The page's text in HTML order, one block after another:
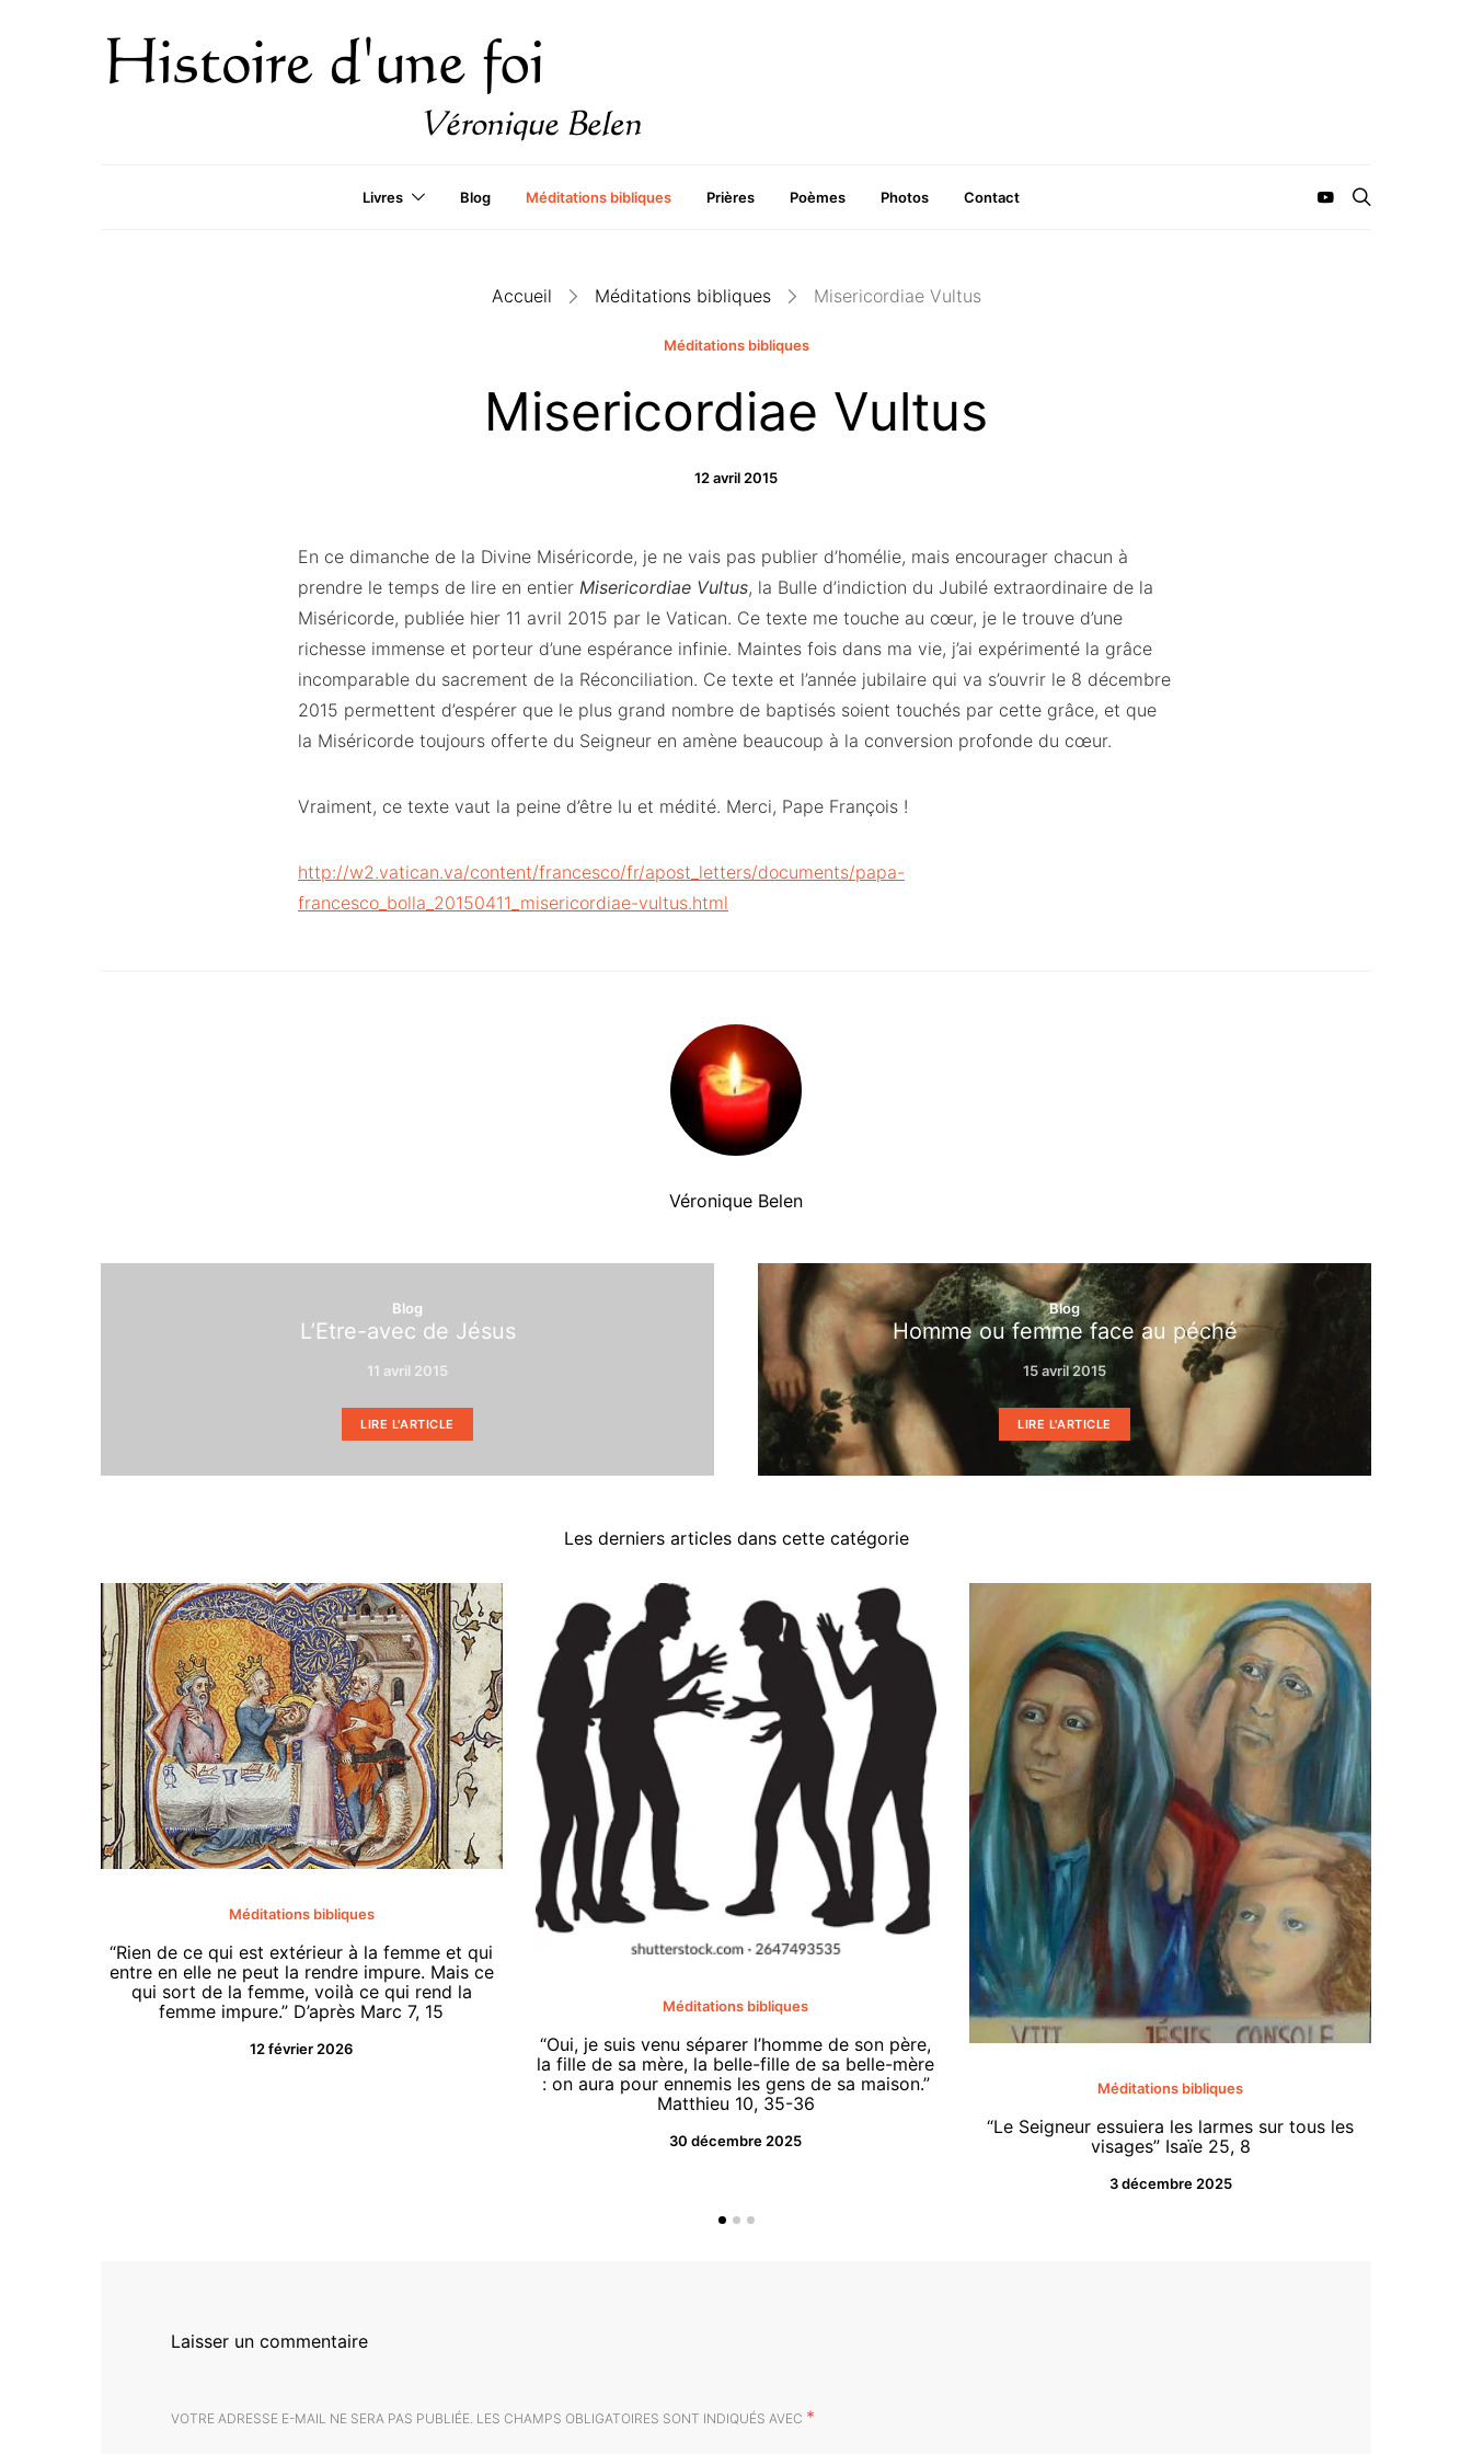
Livres Blog Méditations bibliques Prières Poèmes Photos Contact
Accueil Méditations bibliques Misericordiae Vultus
Méditations bibliques
Misericordiae Vultus
12 avril 2015
En ce dimanche de la Divine Miséricorde, je ne vais pas publier d’homélie, mais encourager chacun à
prendre le temps de lire en entier Misericordiae Vultus, la Bulle d’indiction du Jubilé extraordinaire de la
Miséricorde, publiée hier 11 avril 2015 par le Vatican. Ce texte me touche au cœur, je le trouve d’une
richesse immense et porteur d’une espérance infinie. Maintes fois dans ma vie, j’ai expérimenté la grâce
incomparable du sacrement de la Réconciliation. Ce texte et l’année jubilaire qui va s’ouvrir le 8 décembre
2015 permettent d’espérer que le plus grand nombre de baptisés soient touchés par cette grâce, et que
la Miséricorde toujours offerte du Seigneur en amène beaucoup à la conversion profonde du cœur.
Vraiment, ce texte vaut la peine d’être lu et médité. Merci, Pape François !
http://w2.vatican.va/content/francesco/fr/apost_letters/documents/papa-
francesco_bolla_20150411_misericordiae-vultus.html
Véronique Belen
Blog
L’Etre-avec de Jésus
11 avril 2015
LIRE L'ARTICLE
Blog
Homme ou femme face au péché
15 avril 2015
LIRE L'ARTICLE
Les derniers articles dans cette catégorie
Méditations bibliques
“Rien de ce qui est extérieur à la femme et qui
entre en elle ne peut la rendre impure. Mais ce
qui sort de la femme, voilà ce qui rend la
femme impure.” D’après Marc 7, 15
12 février 2026
Méditations bibliques
“Oui, je suis venu séparer l’homme de son père,
la fille de sa mère, la belle-fille de sa belle-mère
: on aura pour ennemis les gens de sa maison.”
Matthieu 10, 35-36
30 décembre 2025
Méditations bibliques
“Le Seigneur essuiera les larmes sur tous les
visages” Isaïe 25, 8
3 décembre 2025
Laisser un commentaire
VOTRE ADRESSE E-MAIL NE SERA PAS PUBLIÉE. LES CHAMPS OBLIGATOIRES SONT INDIQUÉS AVEC *